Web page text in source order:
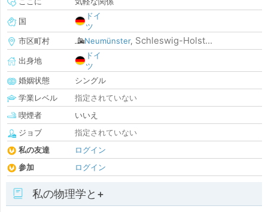
国
ドイ
ツ
市区町村
Neumünster, Schleswig-Holst...
出身地
ドイ
ツ
婚姻状態
シングル
学業レベル
指定されていない
喫煙者
いいえ
ジョブ
指定されていない
私の友達
ログイン
参加
ログイン
私の物理学と+